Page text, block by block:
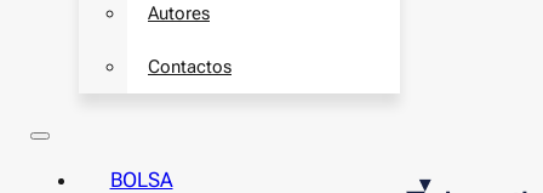
Autores
Contactos
BOLSA